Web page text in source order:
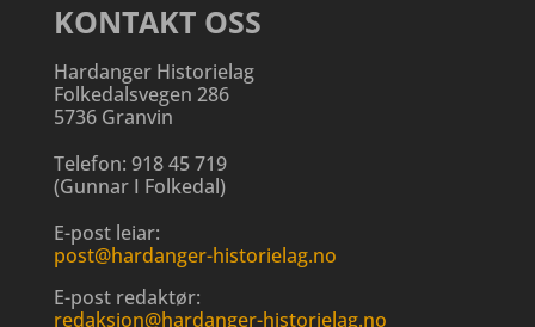
KONTAKT OSS
Hardanger Historielag
Folkedalsvegen 286
5736 Granvin
Telefon: 918 45 719
(Gunnar I Folkedal)
E-post leiar:
post@hardanger-historielag.no
E-post redaktør:
redaksjon@hardanger-historielag.no